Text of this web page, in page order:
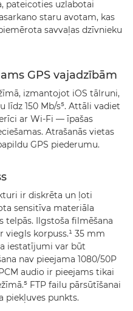
pateicoties uzlabotai
staru avotam, kas
savvaļas dzīvnieku
GPS vajadzībām
izmantojot iOS tālruni,
līdz 150 Mb/s⁵. Attāli vadiet
ar Wi-Fi — īpašas
Atrašanās vietas
GPS piederumu.
ir diskrēta un ļoti
sensitīva materiāla
telpās. Ilgstoša filmēšana
viegls korpuss.¹ 35 mm
iestatījumi var būt
nav pieejama 1080/50P
audio ir pieejams tikai
FTP failu pārsūtīšanai
piekļuves punkts.